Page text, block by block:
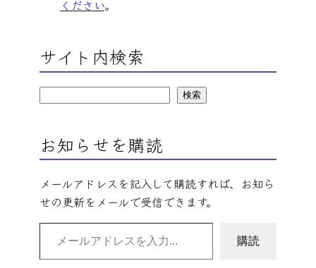
ください。
サイト内検索
検索
お知らせを購読
メールアドレスを記入して購読すれば、お知ら
せの更新をメールで受信できます。
メールアドレスを入力…
購読